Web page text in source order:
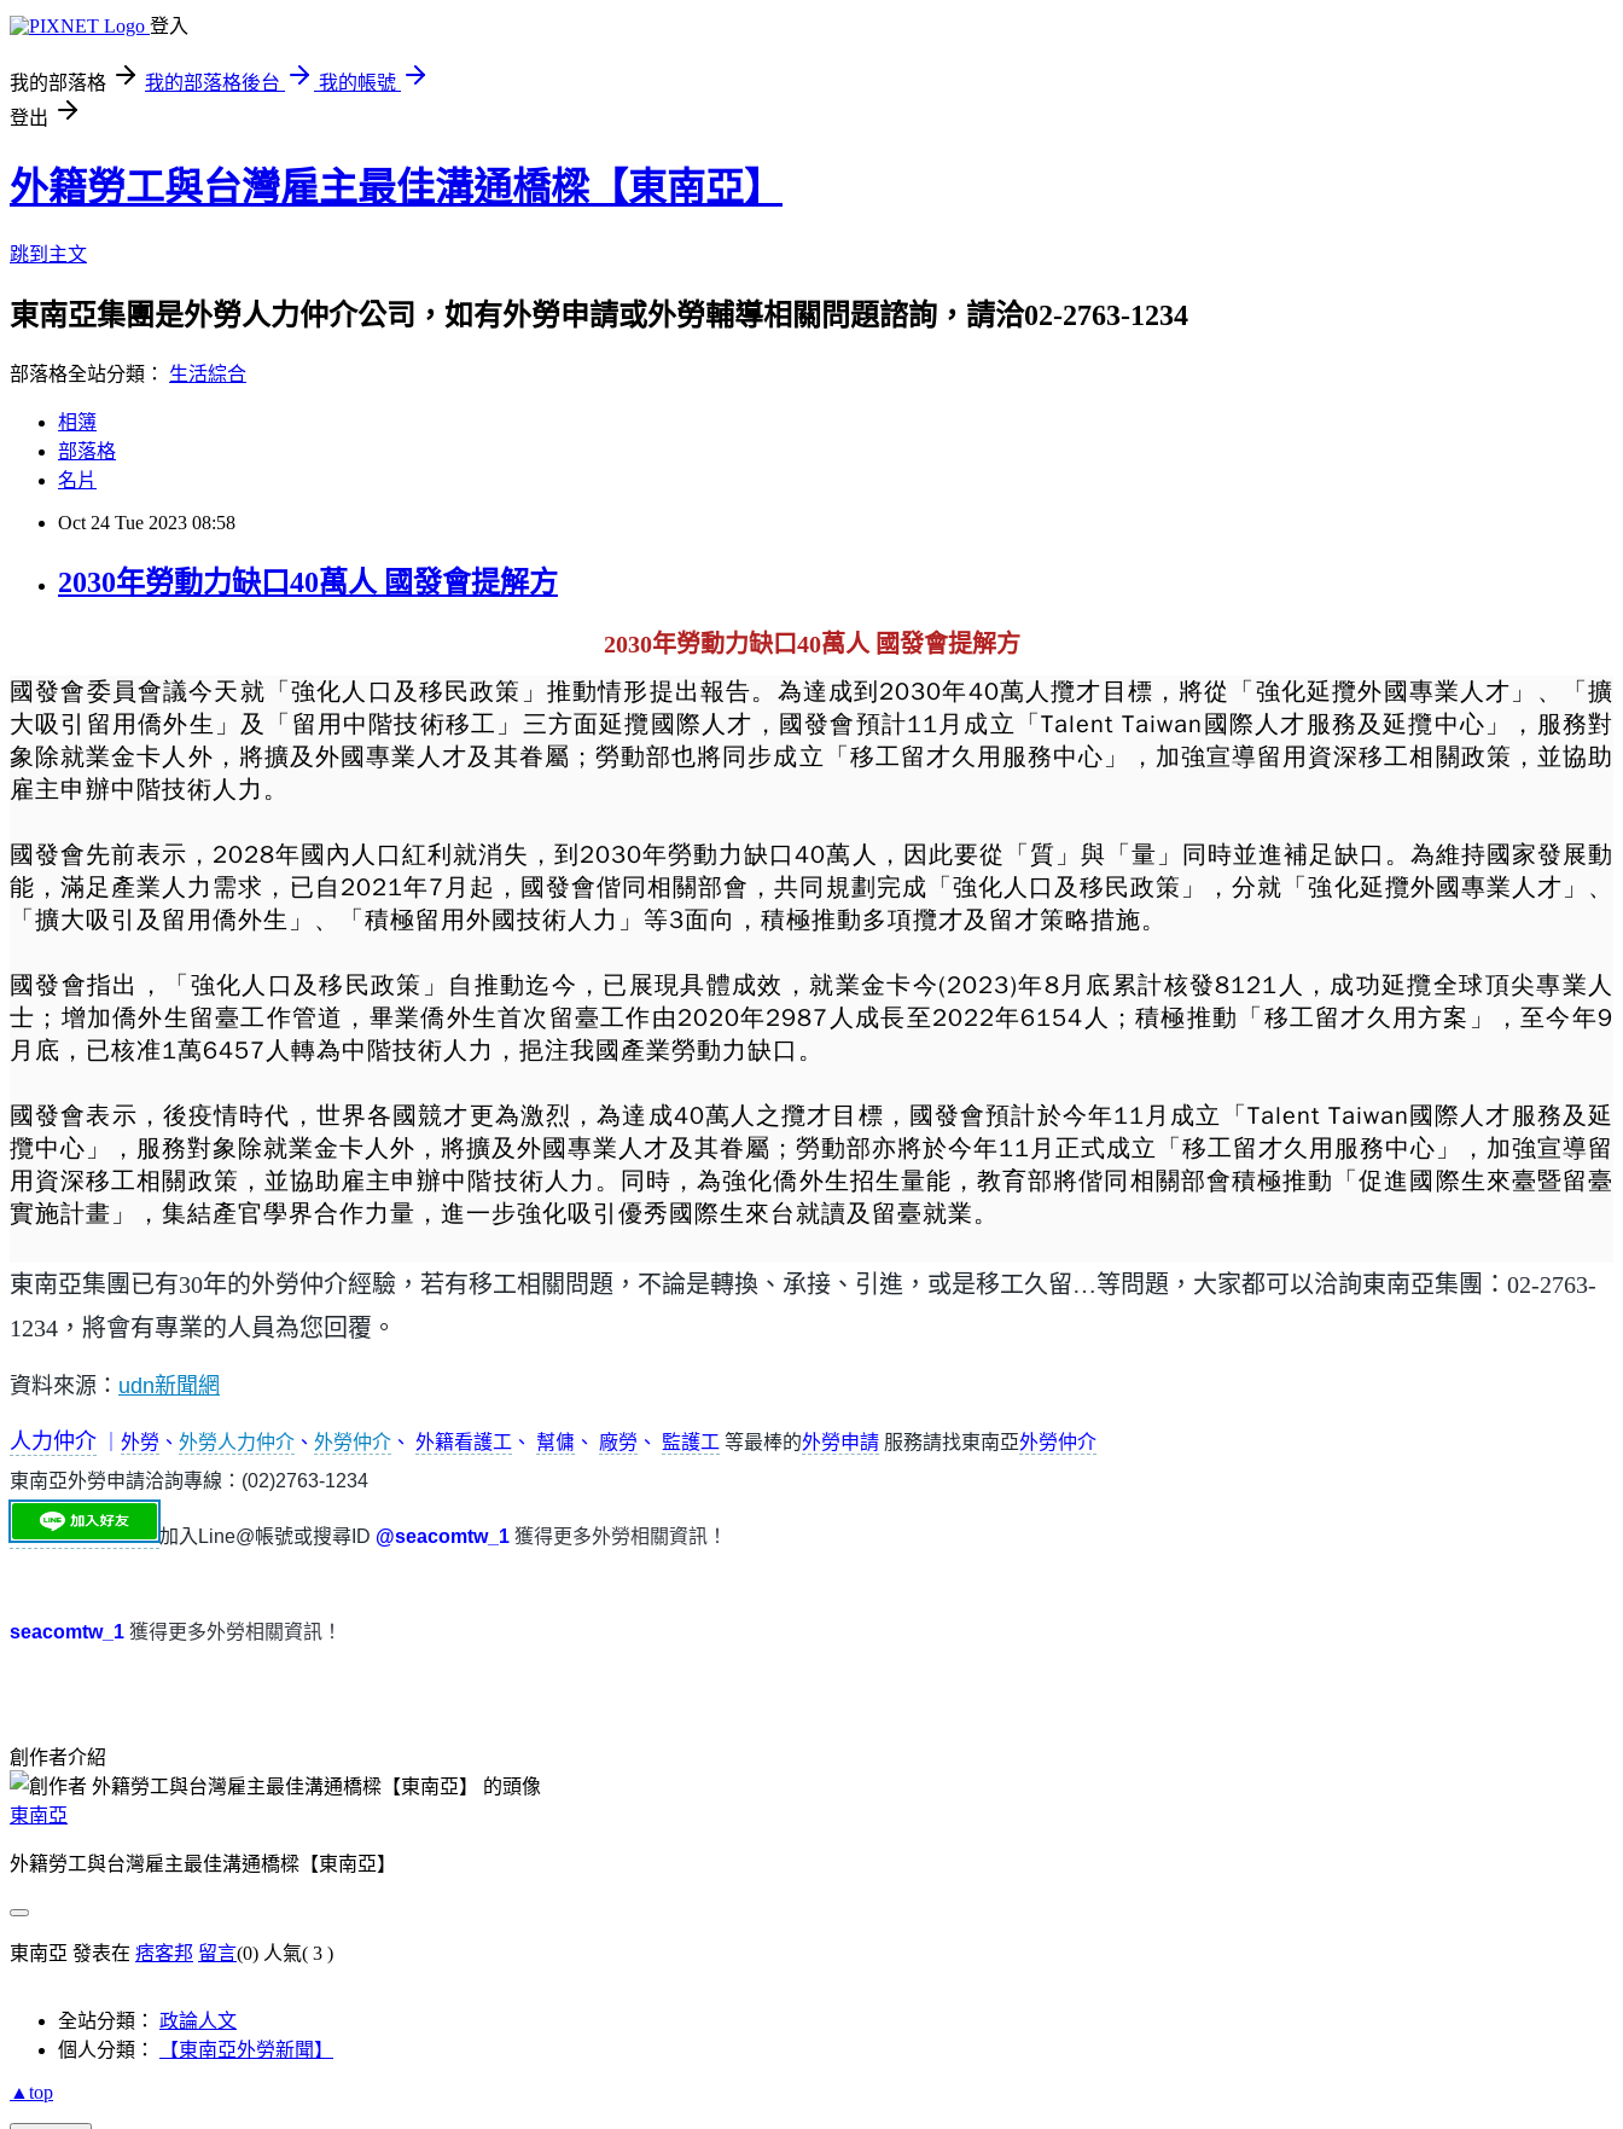
登入
我的部落格 我的部落格後台
我的帳號
登出
外籍勞工與台灣雇主最佳溝通橋樑【東南亞】
跳到主文
東南亞集團是外勞人力仲介公司，如有外勞申請或外勞輔導相關問題諮詢，請洽02-2763-1234
部落格全站分類： 生活綜合
相簿
部落格
名片
Oct 24 Tue 2023 08:58
2030年勞動力缺口40萬人 國發會提解方
2030年勞動力缺口40萬人 國發會提解方
國發會委員會議今天就「強化人口及 移民政策」推動情形提出報告。為達成到2030年40萬人攬才目標，將從「強化延攬外國專業人才」、「擴
大吸引留用僑外生」及「留用中階技術移工 」三方面延攬國際人才，國發會預計11月成立「Talent Taiwan國際人才服務及延攬中心」，服務對
象除就業金卡人外，將擴及外國專業人才及其眷屬； 勞動部也將同步成立「移工留才久用服務中心」，加強宣導留用資深移工相關政策，並協助
雇主申辦中階技術人力。
國發會先前表示，2028年國內人口紅利就消失，到2030年勞動力缺口40萬人，因此要從「質」與「量」同時並進補足缺口。為維持國家發展動
能，滿足產業人力需求，已自2021年7月起，國發會偕同相關部會，共同規劃完成「強化人口及移民政策」，分就「強化延攬外國專業人才」、
「擴大吸引及留用僑外生」、「積極留用外國技術人力」等3面向，積極推動多項攬才及留才策略措施。
國發會指出，「強化人口及移民政策」自推動迄今，已展現具體成效，就業金卡今(2023)年8月底累計核發8121人，成功延攬全球頂尖專業人
士；增加僑外生留臺工作管道，畢業僑外生首次留臺工作由2020年2987人成長至2022年6154人；積極推動「移工留才久用方案」，至今年9
月底，已核准1萬6457人轉為中階技術人力，挹注我國產業勞動力缺口。
國發會表示，後疫情時代，世界各國競才更為激烈，為達成40萬人之攬才目標，國發會預計於今年11月成立「Talent Taiwan國際人才服務及延
攬中心」，服務對象除就業金卡人外，將擴及外國專業人才及其眷屬；勞動部亦將於今年11月正式成立「移工留才久用服務中心」，加強宣導留
用資深移工相關政策，並協助雇主申辦中階技術人力。同時，為強化僑外生招生量能，教育部將偕同相關部會積極推動「促進國際生來臺暨留臺
實施計畫」，集結產官學界合作力量，進一步強化吸引優秀國際生來台就讀及留臺就業。
東南亞集團已有30年的外勞仲介經驗，若有移工相關問題，不論是轉換、承接、引進，或是移工久留…等問題，大家都可以洽詢東南亞集團：02-2763-
1234，將會有專業的人員為您回覆。
資料來源： udn新聞網
人力仲介 外勞 、 外勞人力仲介 、 外勞仲介 、 外籍看護工 、 幫傭 、 廠勞 、 監護工 等最棒的外勞申請 服務請找東南亞外勞仲介
東南亞外勞申請洽詢專線：(02)2763-1234
加入Line@帳號或搜尋ID @seacomtw_1 獲得更多外勞相關資訊！
seacomtw_1 獲得更多外勞相關資訊！
創作者介紹
東南亞
外籍勞工與台灣雇主最佳溝通橋樑【東南亞】
東南亞 發表在 痞客邦 留言(0) 人氣( 3 )
全站分類： 政論人文
個人分類：
【東南亞外勞新聞】
▲top